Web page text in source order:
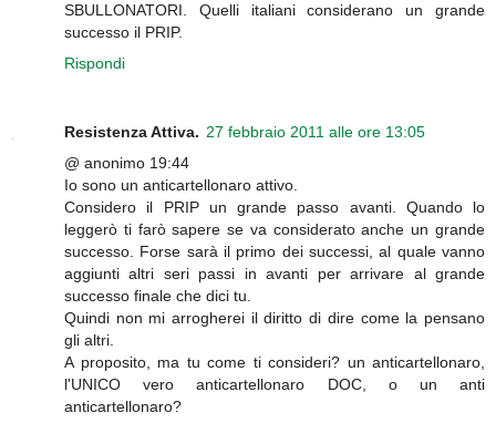
SBULLONATORI. Quelli italiani considerano un grande
successo il PRIP.
Rispondi
Resistenza Attiva. 27 febbraio 2011 alle ore 13:05
@ anonimo 19:44
Io sono un anticartellonaro attivo.
Considero il PRIP un grande passo avanti. Quando lo
leggerò ti farò sapere se va considerato anche un grande
successo. Forse sarà il primo dei successi, al quale vanno
aggiunti altri seri passi in avanti per arrivare al grande
successo finale che dici tu.
Quindi non mi arrogherei il diritto di dire come la pensano
gli altri.
A proposito, ma tu come ti consideri? un anticartellonaro,
l'UNICO vero anticartellonaro DOC, o un anti
anticartellonaro?